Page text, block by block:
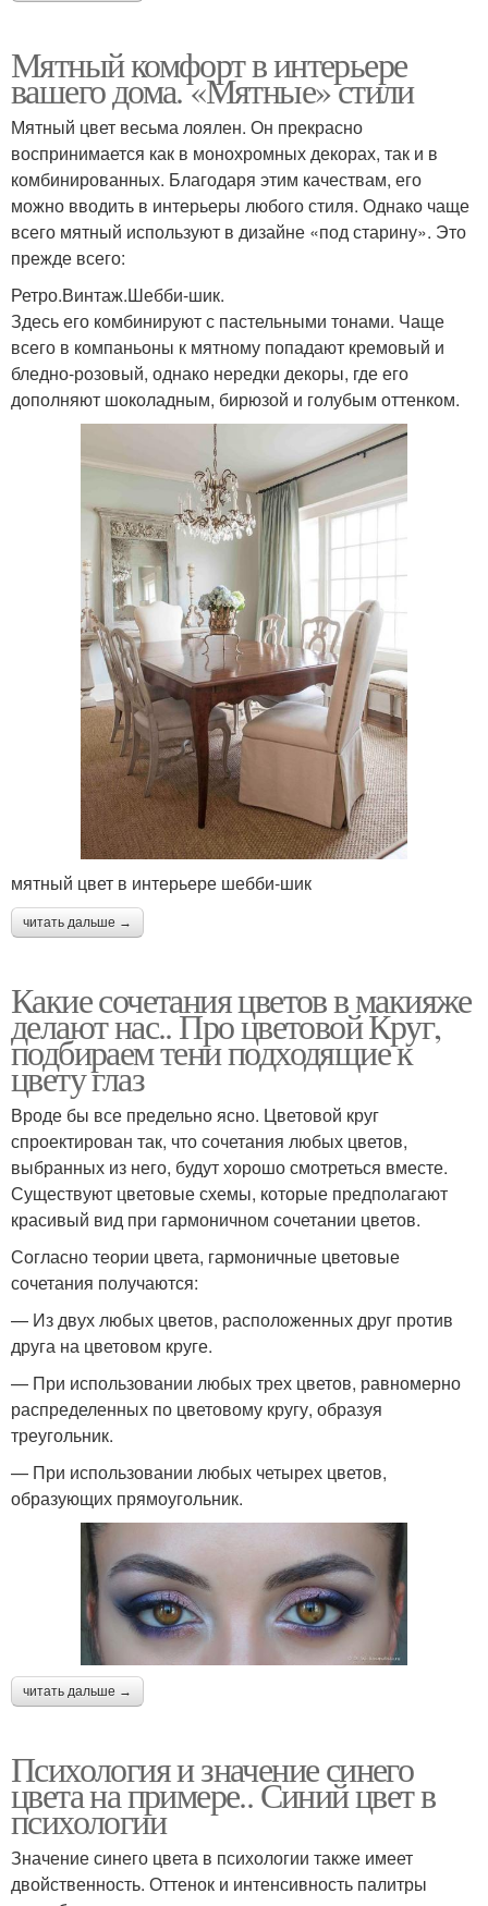
Мятный комфорт в интерьере
вашего дома. «Мятные» стили
Мятный цвет весьма лоялен. Он прекрасно
воспринимается как в монохромных декорах, так и в
комбинированных. Благодаря этим качествам, его
можно вводить в интерьеры любого стиля. Однако чаще
всего мятный используют в дизайне «под старину». Это
прежде всего:
Ретро.Винтаж.Шебби-шик.
Здесь его комбинируют с пастельными тонами. Чаще
всего в компаньоны к мятному попадают кремовый и
бледно-розовый, однако нередки декоры, где его
дополняют шоколадным, бирюзой и голубым оттенком.
мятный цвет в интерьере шебби-шик
читать дальше →
Какие сочетания цветов в макияже
делают нас.. Про цветовой Круг,
подбираем тени подходящие к
цвету глаз
Вроде бы все предельно ясно. Цветовой круг
спроектирован так, что сочетания любых цветов,
выбранных из него, будут хорошо смотреться вместе.
Существуют цветовые схемы, которые предполагают
красивый вид при гармоничном сочетании цветов.
Согласно теории цвета, гармоничные цветовые
сочетания получаются:
— Из двух любых цветов, расположенных друг против
друга на цветовом круге.
— При использовании любых трех цветов, равномерно
распределенных по цветовому кругу, образуя
треугольник.
— При использовании любых четырех цветов,
образующих прямоугольник.
читать дальше →
Психология и значение синего
цвета на примере.. Синий цвет в
психологии
Значение синего цвета в психологии также имеет
двойственность. Оттенок и интенсивность палитры